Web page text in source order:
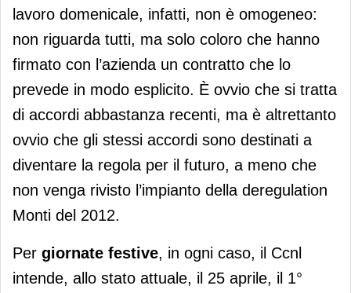
lavoro domenicale, infatti, non è omogeneo:
non riguarda tutti, ma solo coloro che hanno
firmato con l’azienda un contratto che lo
prevede in modo esplicito. È ovvio che si tratta
di accordi abbastanza recenti, ma è altrettanto
ovvio che gli stessi accordi sono destinati a
diventare la regola per il futuro, a meno che
non venga rivisto l’impianto della deregulation
Monti del 2012.
Per giornate festive, in ogni caso, il Ccnl
intende, allo stato attuale, il 25 aprile, il 1°